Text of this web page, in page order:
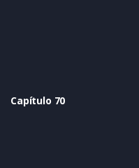
Capítulo 70